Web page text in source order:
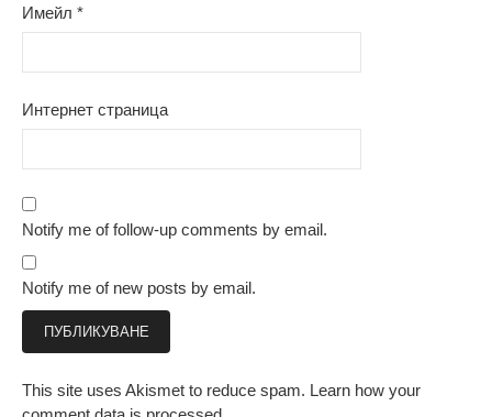
Имейл *
Интернет страница
Notify me of follow-up comments by email.
Notify me of new posts by email.
This site uses Akismet to reduce spam. Learn how your